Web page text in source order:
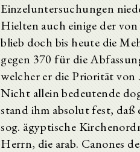
Einzeluntersuchungen
Hielten auch einige der
blieb doch bis heute die
gegen 370 für die
welcher er die Priorität
Nicht allein bedeutende
stand ihm absolut fest,
sog. ägyptische
Herrn, die arab. Canones